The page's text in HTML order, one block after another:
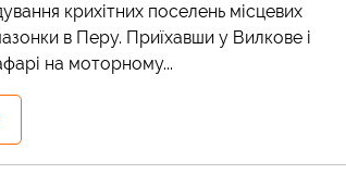
крихітних поселень місцевих
в Перу. Приїхавши у Вилкове і
на моторному...